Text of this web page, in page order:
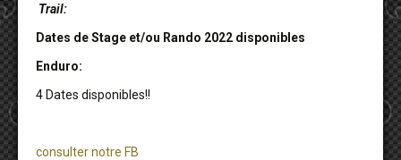
Trail:
Dates de Stage et/ou Rando 2022 disponibles
Enduro:
4 Dates disponibles!!
consulter notre FB